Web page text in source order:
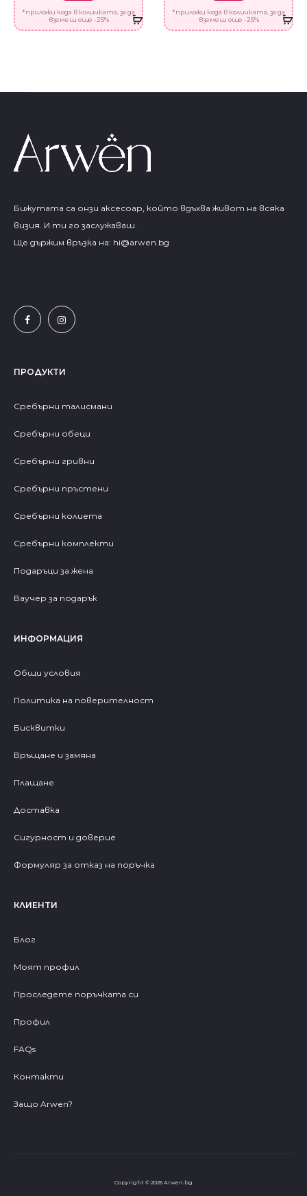
*приложи кода в количката, за да
вземеш още -25%
*приложи кода в количката, за да
вземеш още -25%
Бижутата са онзи аксесоар, който вдъхва живот на всяка
визия. И ти го заслужаваш.
Ще държим връзка на: hi@arwen.bg
ПРОДУКТИ
Сребърни талисмани
Сребърни обеци
Сребърни гривни
Сребърни пръстени
Сребърни колиета
Сребърни комплекти
Подаръци за жена
Ваучер за подарък
ИНФОРМАЦИЯ
Общи условия
Политика на поверителност
Бисквитки
Връщане и замяна
Плащане
Доставка
Сигурност и доверие
Формуляр за отказ на поръчка
КЛИЕНТИ
Блог
Моят профил
Проследете поръчката си
Профил
FAQs
Контакти
Защо Arwen?
Copyright © 2025 Arwen.bg